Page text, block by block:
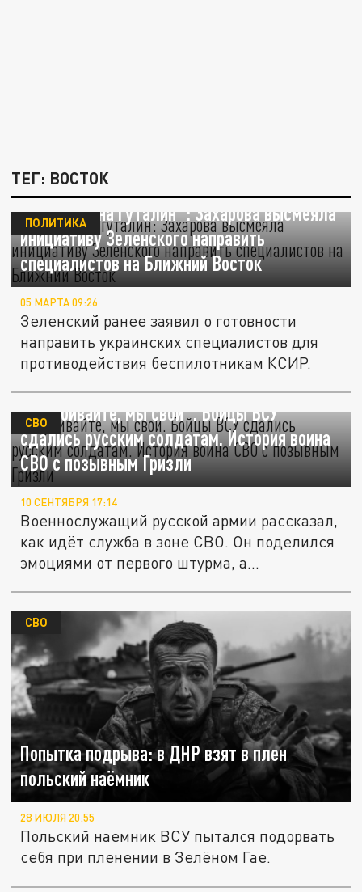
ТЕГ: ВОСТОК
"Перешёл на гуталин": Захарова высмеяла
инициативу Зеленского направить
специалистов на Ближний Восток
ПОЛИТИКА
05 МАРТА 09:26
Зеленский ранее заявил о готовности
направить украинских специалистов для
противодействия беспилотникам КСИР.
"Не убивайте, мы свои". Бойцы ВСУ
сдались русским солдатам. История воина
СВО с позывным Гризли
СВО
10 СЕНТЯБРЯ 17:14
Военнослужащий русской армии рассказал,
как идёт служба в зоне СВО. Он поделился
эмоциями от первого штурма, а...
Попытка подрыва: в ДНР взят в плен
польский наёмник
СВО
28 ИЮЛЯ 20:55
Польский наемник ВСУ пытался подорвать
себя при пленении в Зелёном Гае.
Техника под прицелом: БПЛА "Востока"